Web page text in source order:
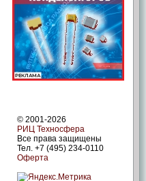
© 2001-2026
РИЦ Техносфера
Все права защищены
Тел. +7 (495) 234-0110
Оферта